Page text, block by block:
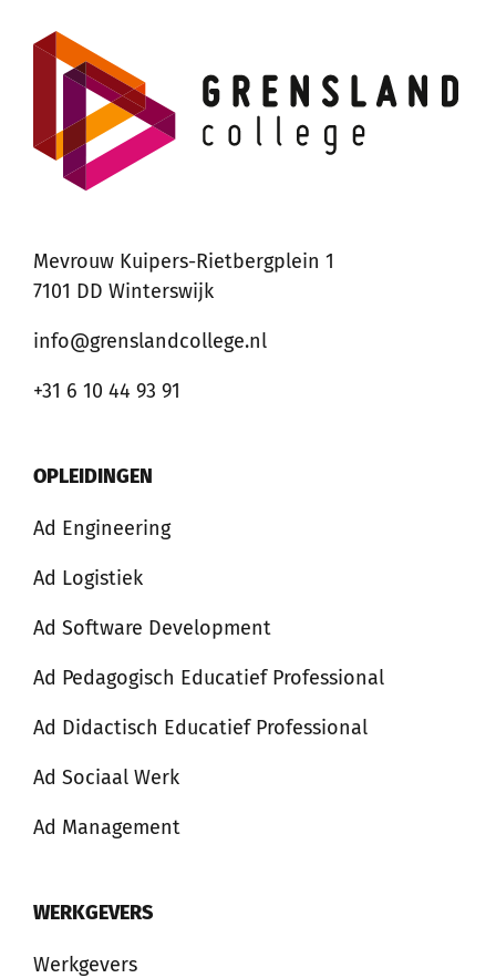
Mevrouw Kuipers-Rietbergplein 1
7101 DD Winterswijk
info@grenslandcollege.nl
+31 6 10 44 93 91
OPLEIDINGEN
Ad Engineering
Ad Logistiek
Ad Software Development
Ad Pedagogisch Educatief Professional
Ad Didactisch Educatief Professional
Ad Sociaal Werk
Ad Management
WERKGEVERS
Werkgevers